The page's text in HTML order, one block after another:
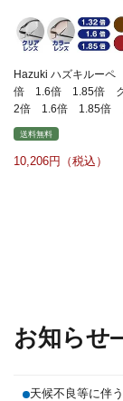
Hazuki ハズキルー
倍 1.6倍 1.85倍 ク
2倍 1.6倍 1.85倍
送料無料
10,206
お知らせ
天候不良等に伴